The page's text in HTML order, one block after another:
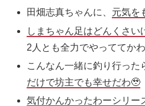
田畑志真ちゃんに、 元気を
しまちゃん足はどんくさい
2人とも全力でやっててか
こんなん一緒に釣り行った
だけで坊主でも幸せだわ🥹
気付かんかったわーシリー